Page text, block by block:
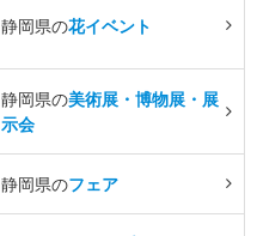
静岡県の花イベント
静岡県の美術展・博物展・展
示会
静岡県のフェア